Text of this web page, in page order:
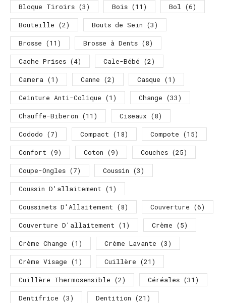
Bloque Tiroirs (3) Bois (11) Bol (6)
Bouteille (2) Bouts de Sein (3)
Brosse (11) Brosse à Dents (8)
Cache Prises (4) Cale-Bébé (2)
Camera (1) Canne (2) Casque (1)
Ceinture Anti-Colique (1) Change (33)
Chauffe-Biberon (11) Ciseaux (8)
Cododo (7) Compact (18) Compote (15)
Confort (9) Coton (9) Couches (25)
Coupe-Ongles (7) Coussin (3)
Coussin D'allaitement (1)
Coussinets D'Allaitement (8) Couverture (6)
Couverture D'allaitement (1) Crème (5)
Crème Change (1) Crème Lavante (3)
Crème Visage (1) Cuillère (21)
Cuillère Thermosensible (2) Céréales (31)
Dentifrice (3) Dentition (21)